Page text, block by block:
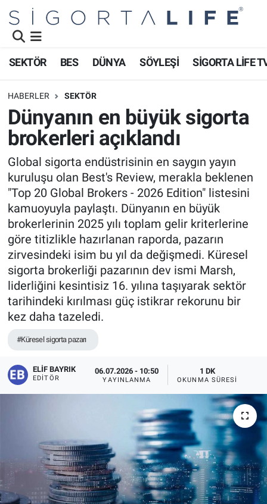
SEKTÖR BES DÜNYA SÖYLEŞİ SİGORTA LİFE
HABERLER SEKTÖR
Dünyanın en büyük sigorta
brokerleri açıklandı
Global sigorta endüstrisinin en saygın yayın
kuruluşu olan Best's Review, merakla beklenen
"Top 20 Global Brokers - 2026 Edition" listesini
kamuoyuyla paylaştı. Dünyanın en büyük
brokerlerinin 2025 yılı toplam gelir kriterlerine
göre titizlikle hazırlanan raporda, pazarın
zirvesindeki isim bu yıl da değişmedi. Küresel
sigorta brokerliği pazarının dev ismi Marsh,
liderliğini kesintisiz 16. yılına taşıyarak sektör
tarihindeki kırılması güç istikrar rekorunu bir
kez daha tazeledi.
#Küresel sigorta pazarı
ELIF BAYRIK
EDITÖR
06.07.2026 - 10:50
YAYINLANMA
1 DK
OKUNMA SÜRESI
Trafik Durumu
Süper Lig Puan Durumu ve Fikstür
Tüm Manşetler
Son Dakika Haberleri
Haber Arşivi